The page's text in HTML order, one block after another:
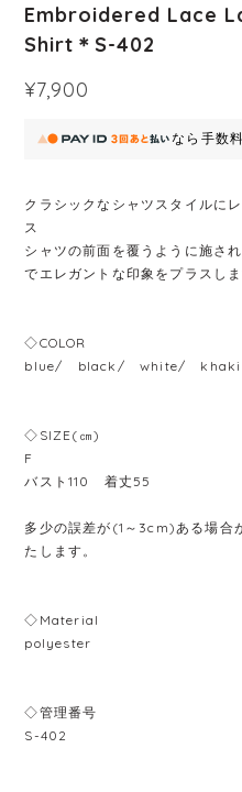
Embroidered Lace
Shirt＊S-402
¥7,900
なら 手数
クラシックなシャツスタイルに
ス
シャツの前面を覆うように施さ
でエレガントな印象をプラスしま
◇COLOR
blue/ black/ white/ khaki
◇SIZE(㎝)
F
バスト110 着丈55
多少の誤差が(1～3cm)ある場合
たします。
◇Material
polyester
◇管理番号
S-402